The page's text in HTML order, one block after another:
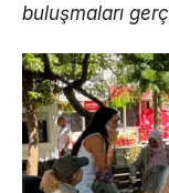
buluşmaları